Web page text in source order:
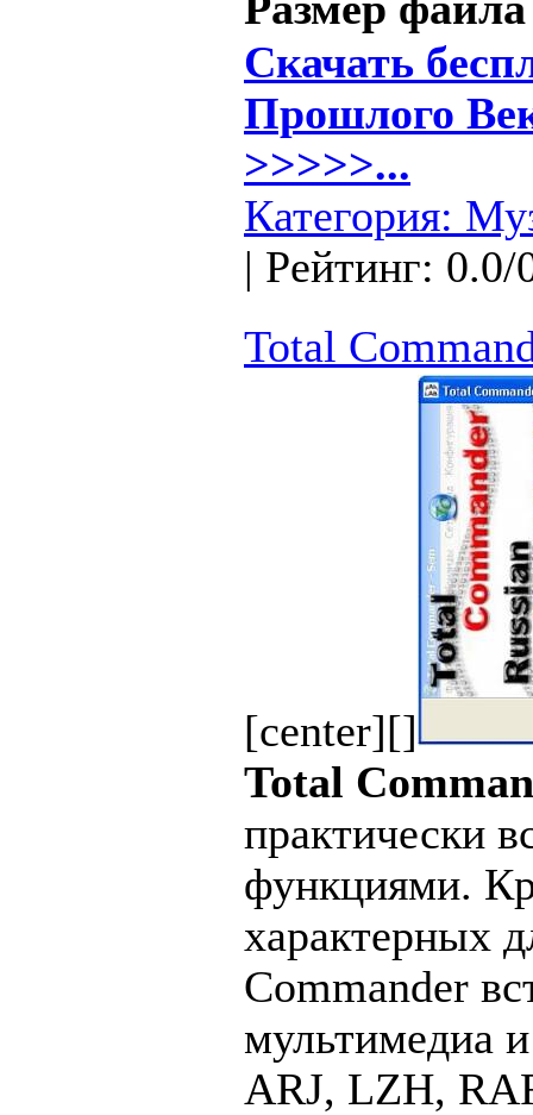
Скачать
Прошлого
>>>>>...
Категория:
| Рейтинг:
Total
[center][]
Total
практически
функциями.
характерных
Commander
мультимедиа
ARJ, LZH,